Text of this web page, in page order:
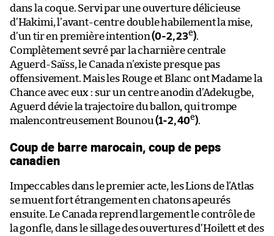
dans la coque. Servi par une ouverture délicieuse
d’Hakimi, l’avant-centre double habilement la mise,
d’un tir en première intention(0-2, 23e).
Complètement sevré par la charnière centrale
Aguerd-Saïss, le Canada n’existe presque pas
offensivement. Mais les Rouge et Blanc ont Madame la
Chance avec eux : sur un centre anodin d’Adekugbe,
Aguerd dévie la trajectoire du ballon, qui trompe
malencontreusement Bounou(1-2, 40e).
Coup de barre marocain, coup de peps
canadien
Impeccables dans le premier acte, les Lions de l’Atlas
se muent fort étrangement en chatons apeurés
ensuite. Le Canada reprend largement le contrôle de
la gonfle, dans le sillage des ouvertures d’Hoilett et des